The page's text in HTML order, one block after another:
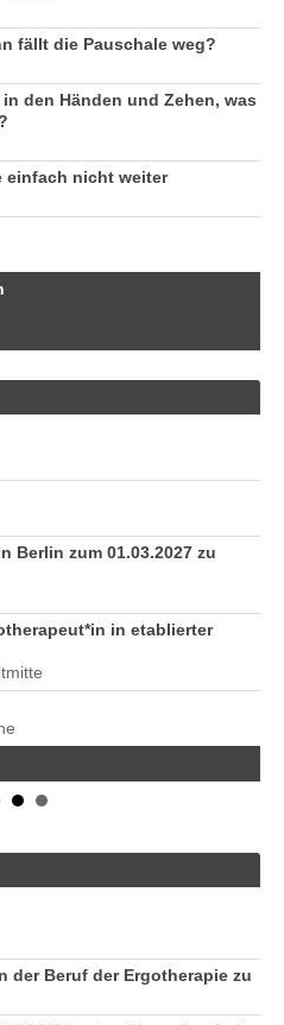
fällt die Pauschale weg?
den Händen und Zehen, was
einfach nicht weiter
Berlin zum 01.03.2027 zu
in etablierter
der Beruf der Ergotherapie zu